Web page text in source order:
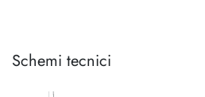
Schemi tecnici